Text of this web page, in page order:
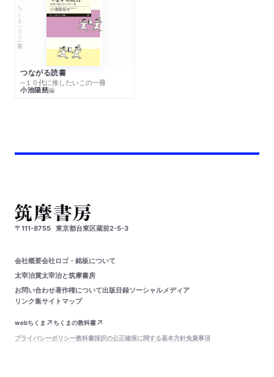
ちくまプリマー新書
つながる読書
─１０代に推したいこの一冊
小池陽慈編
〒111-8755 東京都台東区蔵前2-5-3
会社概要会社ロゴ・銘板について
太宰治賞太宰治と筑摩書房
お問い合わせ著作権について出版目録ソーシャルメディア
リンク集サイトマップ
webちくま
ちくまの教科書
プライバシーポリシー教科書採択の公正確保に関する基本方針免責事項